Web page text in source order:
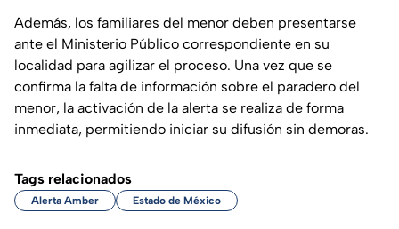
Además, los familiares del menor deben presentarse
ante el Ministerio Público correspondiente en su
localidad para agilizar el proceso. Una vez que se
confirma la falta de información sobre el paradero del
menor, la activación de la alerta se realiza de forma
inmediata, permitiendo iniciar su difusión sin demoras.
Tags relacionados
Alerta Amber Estado de México